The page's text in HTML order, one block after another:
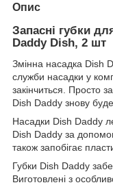
Опис
Запасні губки
Daddy Dish, 2 шт
Змінна насадка Dish
служби насадки у
закінчиться. Просто
Dish Daddy знову
Насадки Dish Daddy
Dish Daddy за
також запобігає
Губки Dish Daddy
Виготовлені з